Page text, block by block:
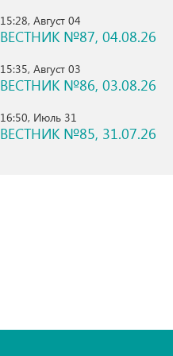
15:28, Август 04
ВЕСТНИК №87, 04.08.26
15:35, Август 03
ВЕСТНИК №86, 03.08.26
16:50, Июль 31
ВЕСТНИК №85, 31.07.26